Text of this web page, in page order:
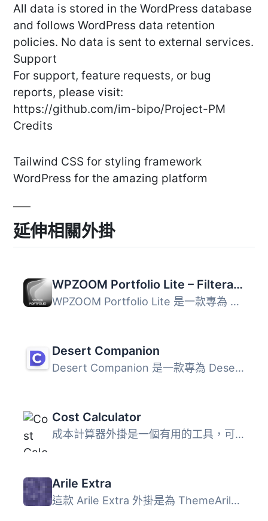
All data is stored in the WordPress database
and follows WordPress data retention
policies. No data is sent to external services.
Support
For support, feature requests, or bug
reports, please visit:
https://github.com/im-bipo/Project-PM
Credits
Tailwind CSS for styling framework
WordPress for the amazing platform
延伸相關外掛
WPZOOM Portfolio Lite – Filterable Portfolio Plugin
WPZOOM Portfolio Lite 是一款專為 WordPress 設計的作品集外...
Desert Companion
Desert Companion 是一款專為 Desert 佈景主題增強功能的外掛...
Cost Calculator
成本計算器外掛是一個有用的工具，可用於創建自定義表格，計...
Arile Extra
這款 Arile Extra 外掛是為 ThemeArile 而設計的。該外掛為 T...